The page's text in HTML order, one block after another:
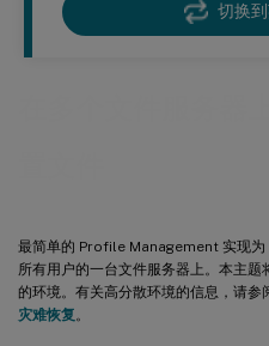
切换
最简单的 Profile Management 实现为
所有用户的一台文件服务器上。本主
的环境。有关高分散环境的信息，请参
灾难恢复 。